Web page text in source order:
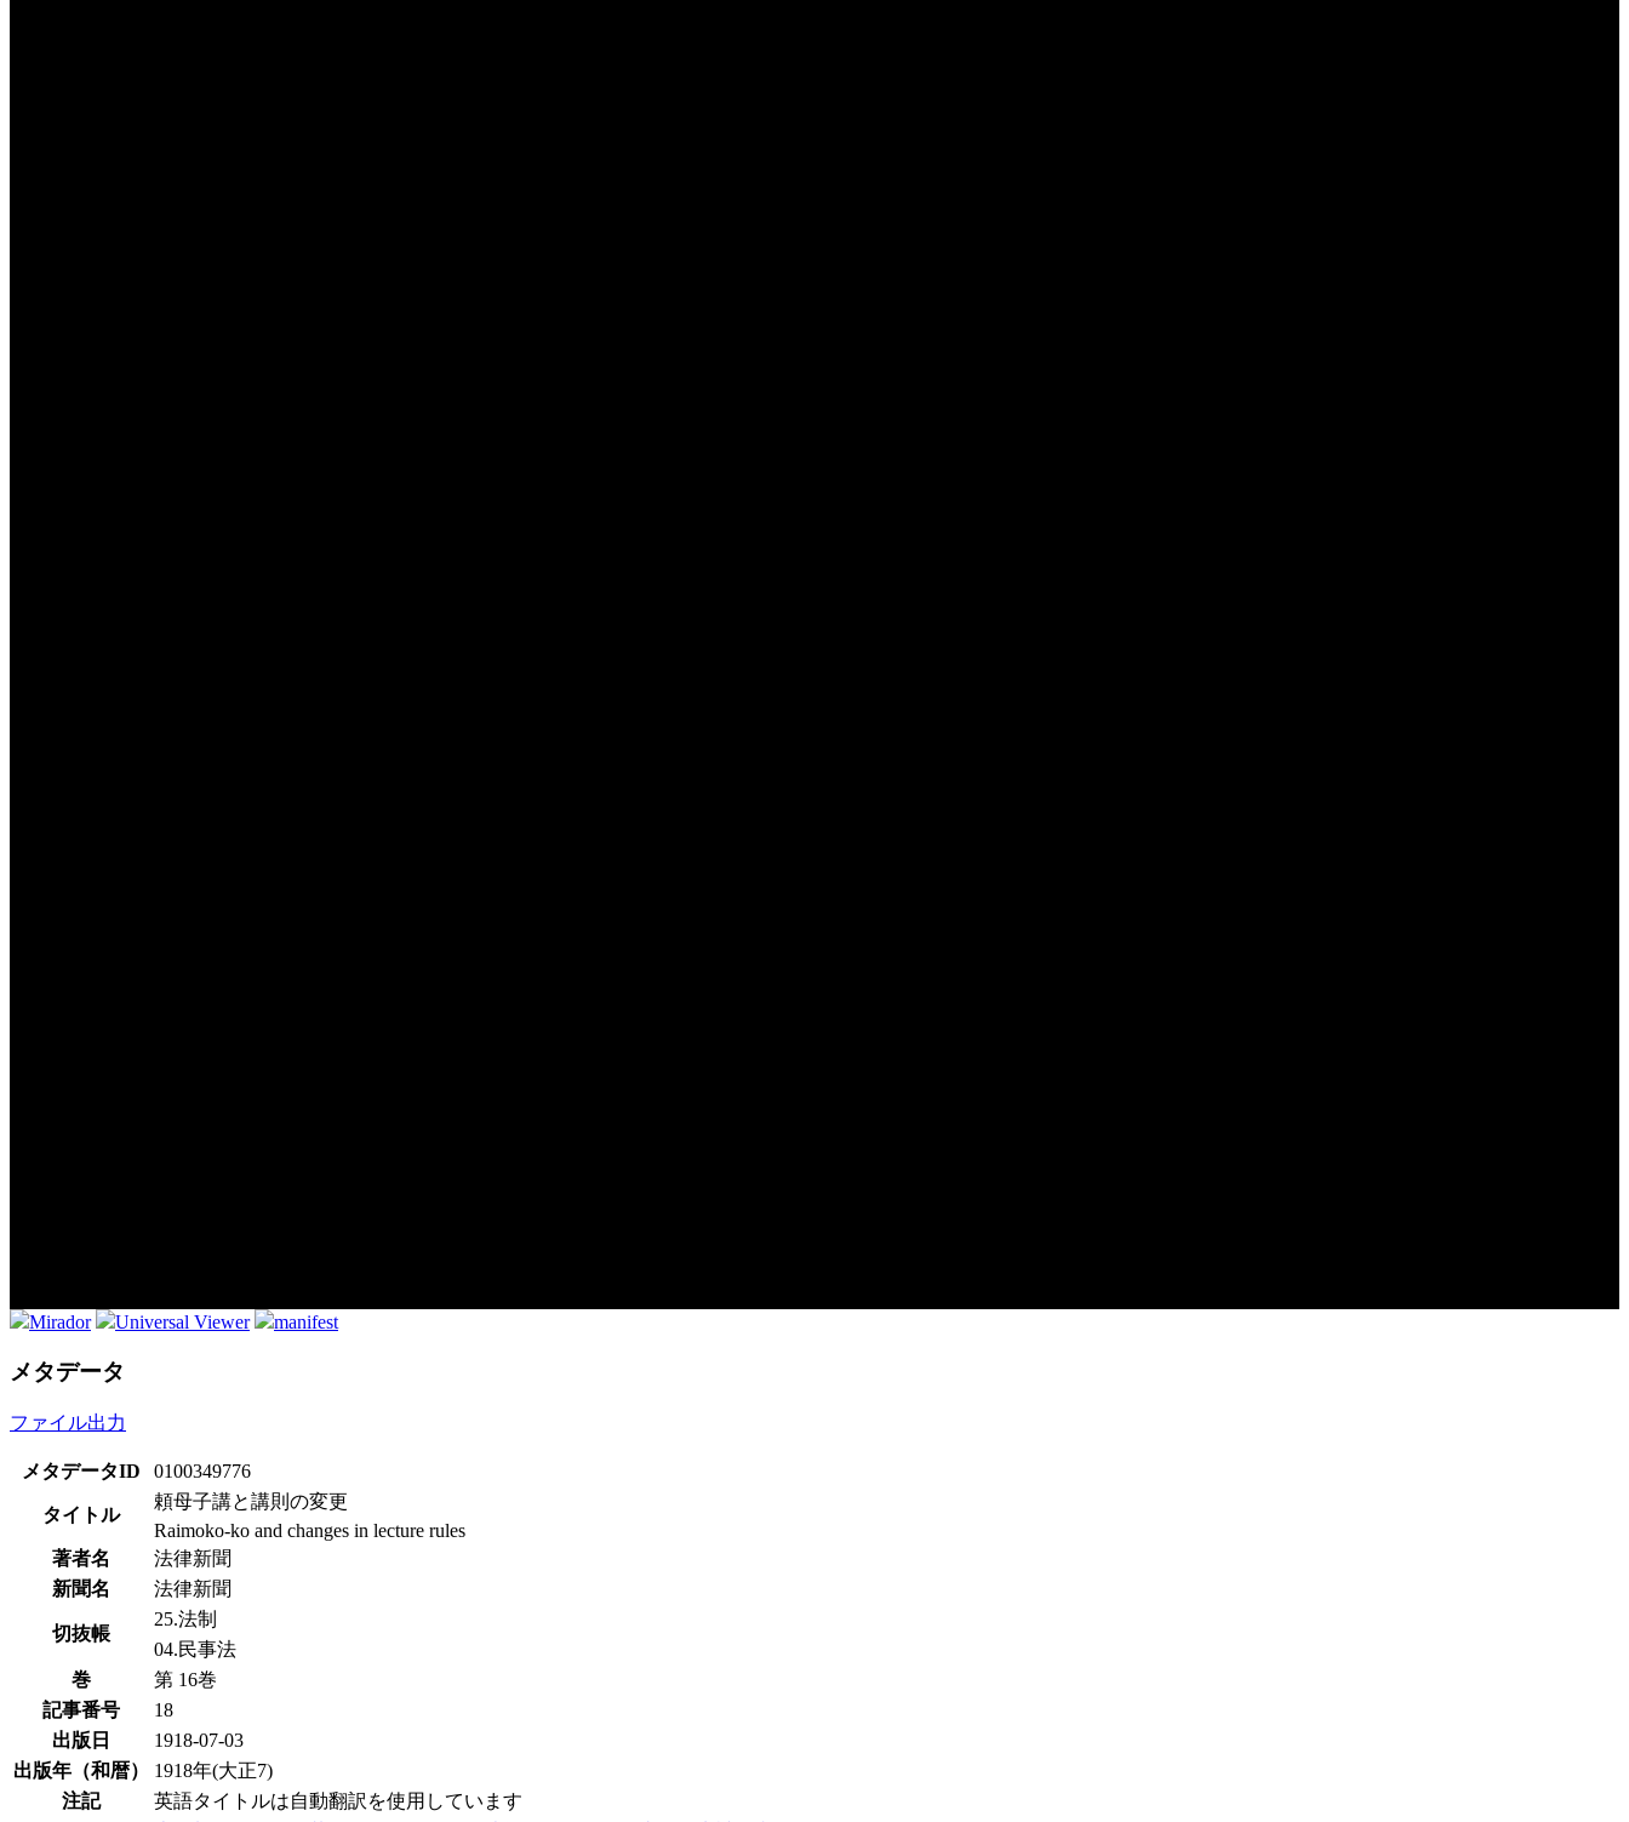
Mirador Universal Viewer manifest
メタデータ
ファイル出力
メタデータID 0100349776
タイトル
頼母子講と講則の変更
Raimoko-ko and changes in lecture rules
著者名
法律新聞
新聞名
法律新聞
切抜帳
25.法制
04.民事法
巻
第 16巻
記事番号
18
出版日
1918-07-03
出版年（和暦）
1918年(大正7)
注記
英語タイトルは自動翻訳を使用しています